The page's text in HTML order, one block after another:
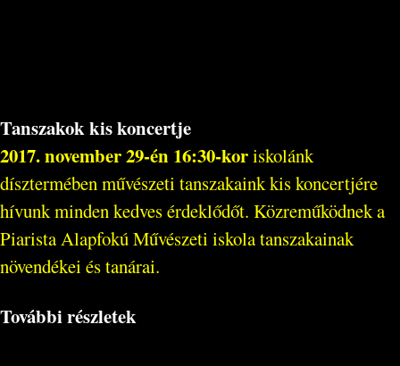
Tanszakok kis koncertje
2017. november 29-én 16:30-koriskolánk
dísztermében művészeti tanszakaink kis koncertjére
hívunk minden kedves érdeklődőt. Közreműködnek a
Piarista Alapfokú Művészeti iskola tanszakainak
növendékei és tanárai.
További részletek